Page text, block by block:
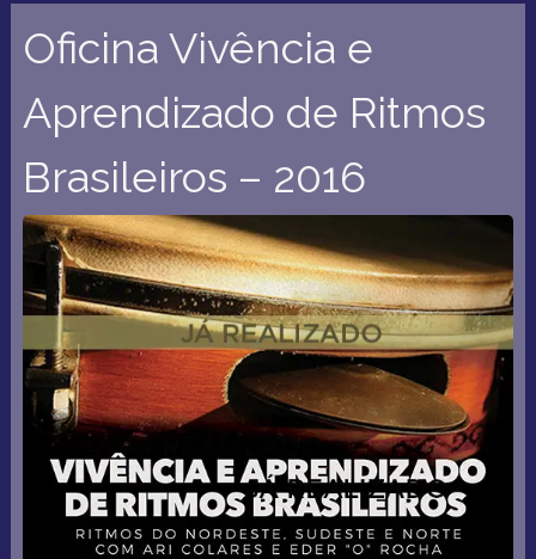
Oficina Vivência e
Aprendizado de Ritmos
Brasileiros – 2016